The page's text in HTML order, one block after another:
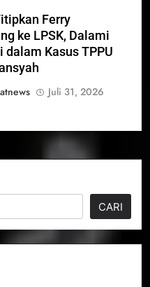
Ferry
ke LPSK, Dalami
dalam Kasus TPPU
Juli 31, 2026
CARI